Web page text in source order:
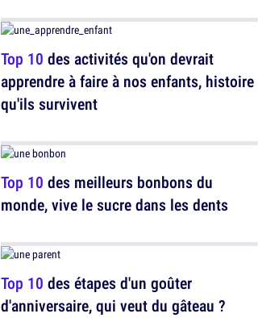
Top 10 des activités qu'on devrait
apprendre à faire à nos enfants, histoire
qu'ils survivent
Top 10 des meilleurs bonbons du
monde, vive le sucre dans les dents
Top 10 des étapes d'un goûter
d'anniversaire, qui veut du gâteau ?